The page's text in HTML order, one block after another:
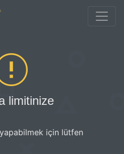
limitinize
için lütfen